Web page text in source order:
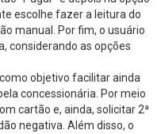
escolhe fazer a leitura do
manual. Por fim, o usuário
considerando as opções
objetivo facilitar ainda
concessionária. Por meio
cartão e, ainda, solicitar 2ª
negativa. Além disso, o